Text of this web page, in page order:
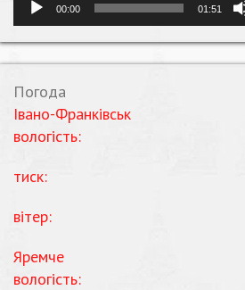
00:00 01:51
Погода
Івано-Франківськ
вологість:
тиск:
вітер:
Яремче
вологість: